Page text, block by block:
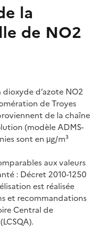
la
de NO2
d’azote NO2
de Troyes
de la chaîne
(modèle ADMS-
sont en μg/m³
aux valeurs
: Décret 2010-1250
est réalisée
et recommandations
Central de